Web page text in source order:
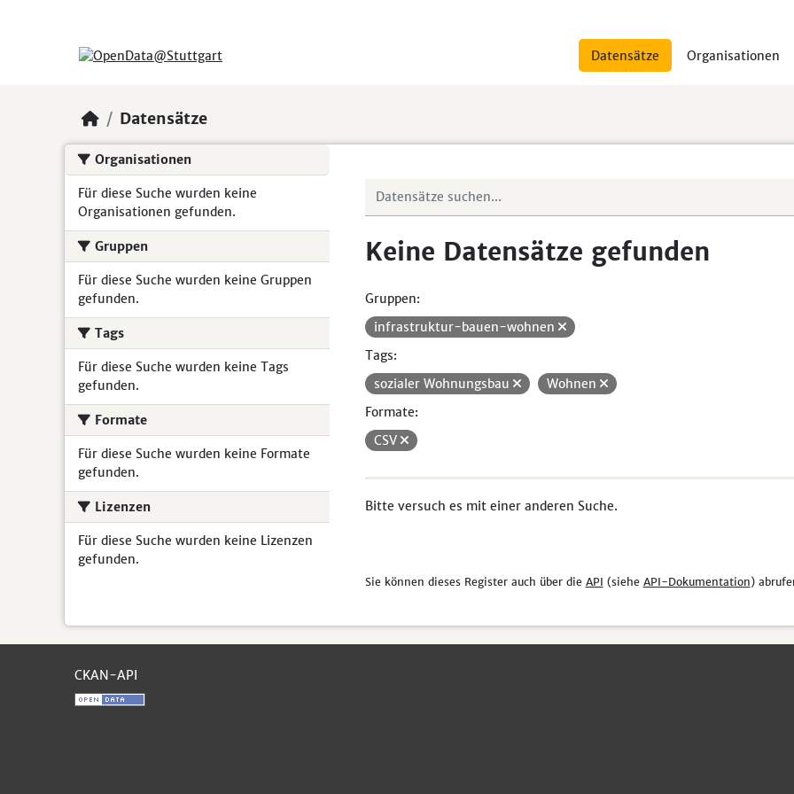
Datensätze Organisationen
Datensätze
Organisationen
Für diese Suche wurden keine
Organisationen gefunden.
Gruppen
Für diese Suche wurden keine Gruppen
gefunden.
Tags
Für diese Suche wurden keine Tags
gefunden.
Formate
Für diese Suche wurden keine Formate
gefunden.
Lizenzen
Für diese Suche wurden keine Lizenzen
gefunden.
Keine Datensätze gefunden
Gruppen:
infrastruktur-bauen-wohnen
Tags:
sozialer Wohnungsbau
Wohnen
Formate:
CSV
Bitte versuch es mit einer anderen Suche.
Sie können dieses Register auch über die API (siehe API-Dokumentation)
CKAN-API